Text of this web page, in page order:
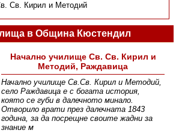
Св. Кирил и Методий
в Община Кюстендил
Начално училище Св. Св. Кирил и
Методий, Раждавица
Начално училище Св.Св. Кирил и Методий,
село Раждавица е с богата история,
която се губи в далечното минало.
Отворило врати през далечната 1843
година, за да посрещне своите жадни за
знание м